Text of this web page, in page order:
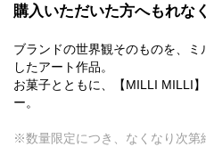
購入いただいた方へもれな
ブランドの世界観そのものを、ミ
したアート作品。
お菓子とともに、【MILLI MILLI
ー。
※数量限定につき、なくなり次第